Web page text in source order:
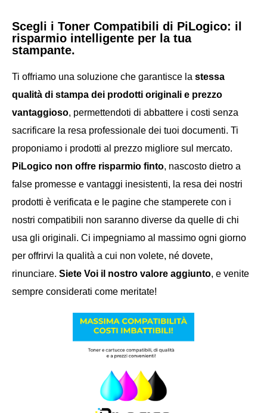
Scegli i Toner Compatibili di PiLogico: il
risparmio intelligente per la tua
stampante.
Ti offriamo una soluzione che garantisce la stessa
qualità di stampa dei prodotti originali e prezzo
vantaggioso, permettendoti di abbattere i costi senza
sacrificare la resa professionale dei tuoi documenti. Ti
proponiamo i prodotti al prezzo migliore sul mercato.
PiLogico non offre risparmio finto, nascosto dietro a
false promesse e vantaggi inesistenti, la resa dei nostri
prodotti è verificata e le pagine che stamperete con i
nostri compatibili non saranno diverse da quelle di chi
usa gli originali. Ci impegniamo al massimo ogni giorno
per offrirvi la qualità a cui non volete, né dovete,
rinunciare. Siete Voi il nostro valore aggiunto, e venite
sempre considerati come meritate!